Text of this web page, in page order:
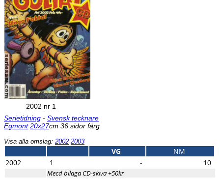
2002 nr 1
Serietidning - Svensk tecknare
Egmont 20x27cm 36 sidor färg
Visa alla omslag: 2002 2003
VG
NM
2002
1 - 10
Mecd bilaga CD-skiva +50kr